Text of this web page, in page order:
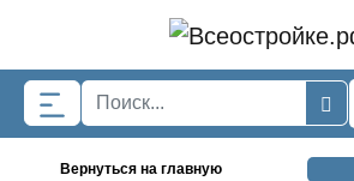
Вернуться на главную